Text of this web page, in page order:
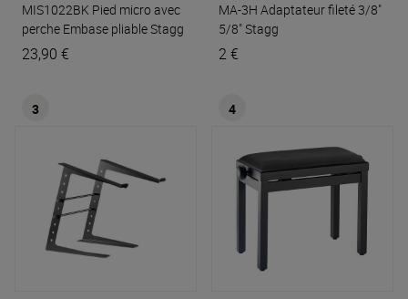
MIS1022BK Pied micro avec
perche Embase pliableStagg
23,90 €
MA-3H Adaptateur fileté 3/8"
5/8"Stagg
2 €
3 4